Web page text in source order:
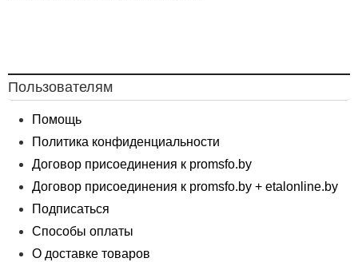
Пользователям
Помощь
Политика конфиденциальности
Договор присоединения к promsfo.by
Договор присоединения к promsfo.by + etalonline.by
Подписаться
Способы оплаты
О доставке товаров